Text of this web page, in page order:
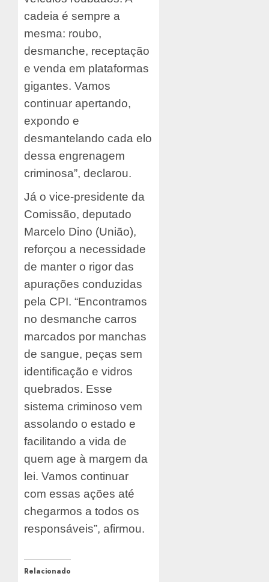
cadeia é sempre a
mesma: roubo,
desmanche, receptação
e venda em plataformas
gigantes. Vamos
continuar apertando,
expondo e
desmantelando cada elo
dessa engrenagem
criminosa”, declarou.
Já o vice-presidente da
Comissão, deputado
Marcelo Dino (União),
reforçou a necessidade
de manter o rigor das
apurações conduzidas
pela CPI. “Encontramos
no desmanche carros
marcados por manchas
de sangue, peças sem
identificação e vidros
quebrados. Esse
sistema criminoso vem
assolando o estado e
facilitando a vida de
quem age à margem da
lei. Vamos continuar
com essas ações até
chegarmos a todos os
responsáveis”, afirmou.
Relacionado